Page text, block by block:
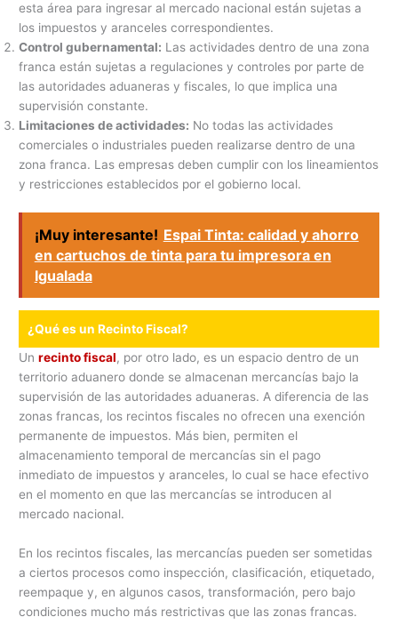
esta área para ingresar al mercado nacional están sujetas a
los impuestos y aranceles correspondientes.
Control gubernamental: Las actividades dentro de una zona
franca están sujetas a regulaciones y controles por parte de
las autoridades aduaneras y fiscales, lo que implica una
supervisión constante.
Limitaciones de actividades: No todas las actividades
comerciales o industriales pueden realizarse dentro de una
zona franca. Las empresas deben cumplir con los lineamientos
y restricciones establecidos por el gobierno local.
¡Muy interesante! Espai Tinta: calidad y ahorro
en cartuchos de tinta para tu impresora en
Igualada
¿Qué es un Recinto Fiscal?
Unrecinto fiscal, por otro lado, es un espacio dentro de un
territorio aduanero donde se almacenan mercancías bajo la
supervisión de las autoridades aduaneras. A diferencia de las
zonas francas, los recintos fiscales no ofrecen una exención
permanente de impuestos. Más bien, permiten el
almacenamiento temporal de mercancías sin el pago
inmediato de impuestos y aranceles, lo cual se hace efectivo
en el momento en que las mercancías se introducen al
mercado nacional.
En los recintos fiscales, las mercancías pueden ser sometidas
a ciertos procesos como inspección, clasificación, etiquetado,
reempaque y, en algunos casos, transformación, pero bajo
condiciones mucho más restrictivas que las zonas francas.